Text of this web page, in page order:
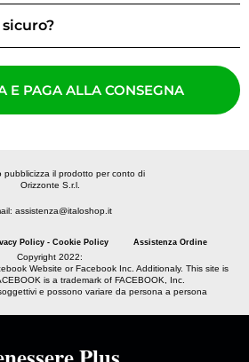
E PAGA ALLA CONSEGNA
pubblicizza il prodotto per conto di
Orizzonte S.r.l.
assistenza@italoshop.it
Policy - Cookie Policy Assistenza Ordine
Copyright 2022:
Website or Facebook Inc. Additionaly. This site is
is a trademark of FACEBOOK, Inc.
e possono variare da persona a persona